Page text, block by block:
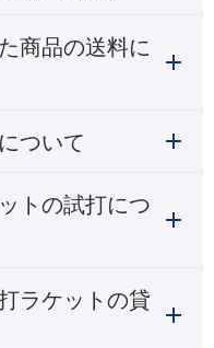
商品の送料に
ついて
トの試打につ
ラケットの貸